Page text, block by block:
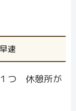
速
つ 休憩所が